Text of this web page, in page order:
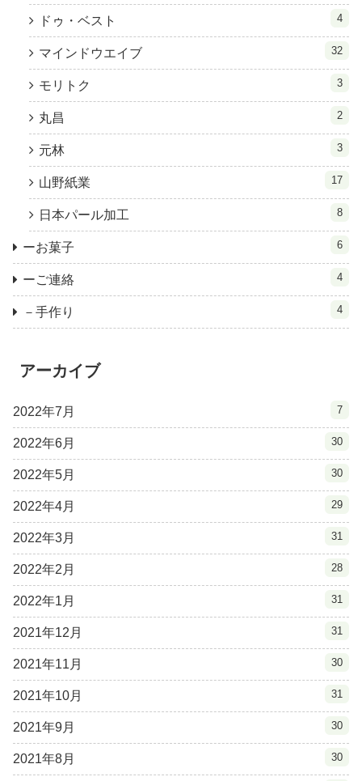
ドゥ・ベスト 4
マインドウエイブ 32
モリトク 3
丸昌 2
元林 3
山野紙業 17
日本パール加工 8
ーお菓子 6
ーご連絡 4
－手作り 4
アーカイブ
2022年7月 7
2022年6月 30
2022年5月 30
2022年4月 29
2022年3月 31
2022年2月 28
2022年1月 31
2021年12月 31
2021年11月 30
2021年10月 31
2021年9月 30
2021年8月 30